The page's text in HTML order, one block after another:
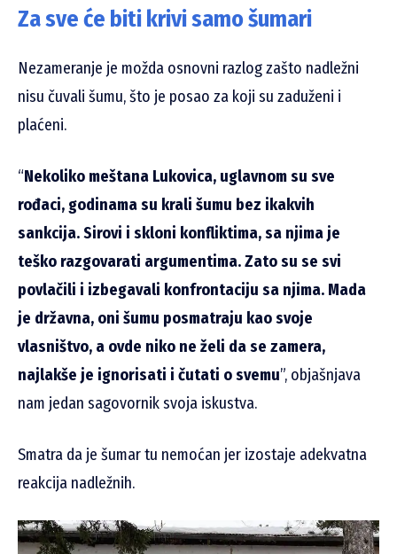
Za sve će biti krivi samo šumari
Nezameranje je možda osnovni razlog zašto nadležni
nisu čuvali šumu, što je posao za koji su zaduženi i
plaćeni.
“Nekoliko meštana Lukovica, uglavnom su sve
rođaci, godinama su krali šumu bez ikakvih
sankcija. Sirovi i skloni konfliktima, sa njima je
teško razgovarati argumentima. Zato su se svi
povlačili i izbegavali konfrontaciju sa njima. Mada
je državna, oni šumu posmatraju kao svoje
vlasništvo, a ovde niko ne želi da se zamera,
najlakše je ignorisati i čutati o svemu”, objašnjava
nam jedan sagovornik svoja iskustva.
Smatra da je šumar tu nemoćan jer izostaje adekvatna
reakcija nadležnih.